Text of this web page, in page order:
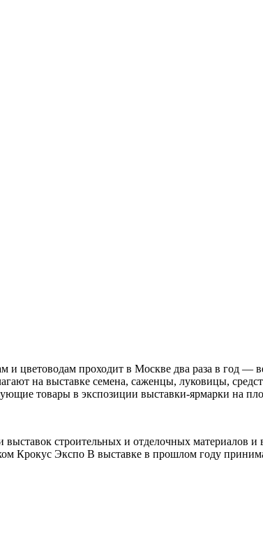
и цветоводам проходит в Москве два раза в год
на выставке семена, саженцы, луковицы,
товары в экспозиции выставки-ярмарки на
строительных и отделочных материалов
Крокус Экспо В выставке в прошлом году